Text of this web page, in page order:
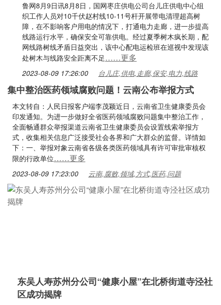
鲁网8月9日讯8月8日，国网枣庄供电公司台儿庄供电中心组
织工作人员对10千伏赵村线10-11号杆开展带电清理超高树
障，在不影响客户用电的情况下，打通电力走廊，进一步提高
线路运行水平，确保安全可靠供电。经过夏季树木疯长期，配
网线路树线矛盾日益突出，该中心配电运检班在巡视中发现该
处树木与线路安全距离不足……更多
2023-08-09 17:26:00 台儿庄,供电,走廊,保安,电力,线路
集中整治医药领域腐败问题！云南公布举报方式
本文转自：人民日报客户端李茂颖近日，云南省卫生健康委员会
印发通知。为进一步做好全省医药领域腐败问题集中整治工作，
全面畅通群众举报渠道云南省卫生健康委员会设置线索举报方
式，收集相关信息广泛接受社会各界和广大群众的监督。详情如
下：一、举报对象云南省各级各类医药领域具有许可审批审核权
限的行政单位……更多
2023-08-09 17:23:00 云南,腐败,领域,方式,医药,问题
东吴人寿苏州分公司“健康小屋”在北桥街道寺泾社
区成功揭牌